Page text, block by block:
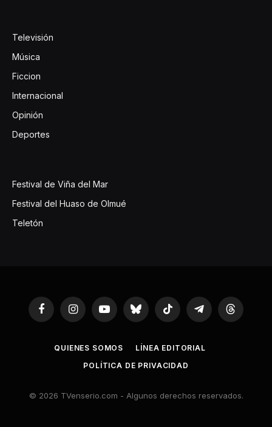
Televisión
Música
Ficcion
Internacional
Opinión
Deportes
Festival de Viña del Mar
Festival del Huaso de Olmué
Teletón
FacebookInstagramYouTubeBluesky TikTok TelegramThreads
QUIENES SOMOS
LÍNEA EDITORIAL
POLÍTICA DE PRIVACIDAD
© 2026 TVenserio.com - Algunos derechos reservados.